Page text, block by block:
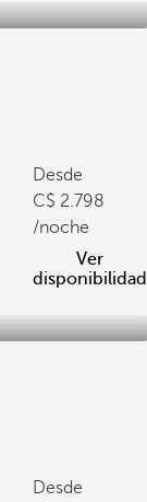
Desde
2.798
/noche
Ver
disponibilidad
Desde